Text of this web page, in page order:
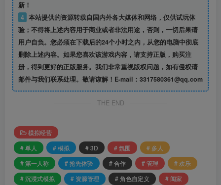
新！
4 本站提供的资源转载自国内外各大媒体和网络，仅供试玩体
验；不得将上述内容用于商业或者非法用途，否则，一切后果请
用户自负。您必须在下载后的24个小时之内，从您的电脑中彻底
删除上述内容。如果您喜欢该游戏内容，请支持正版，购买注
册，得到更好的正版服务。我们非常重视版权问题，如有侵权请
邮件与我们联系处理。敬请谅解！E-mail：3317580361@qq.com
THE END
模拟经营
# 单人
# 模拟 # 3D # 氛围
# 多人
# 第一人称
# 抢先体验 # 合作 # 管理
# 欢乐
# 沉浸式模拟
# 资源管理 # 角色自定义
# 阖家